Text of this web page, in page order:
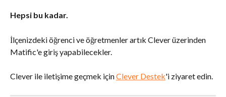
Hepsi bu kadar.
İlçenizdeki öğrenci ve öğretmenler artık Clever üzerinden
Matific'e giriş yapabilecekler.
Clever ile iletişime geçmek için Clever Destek'i ziyaret edin.